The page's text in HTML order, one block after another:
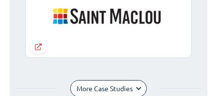
More Case Studies